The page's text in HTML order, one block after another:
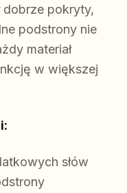
dobrze pokryty,
podstrony nie
materiał
w większej
słów